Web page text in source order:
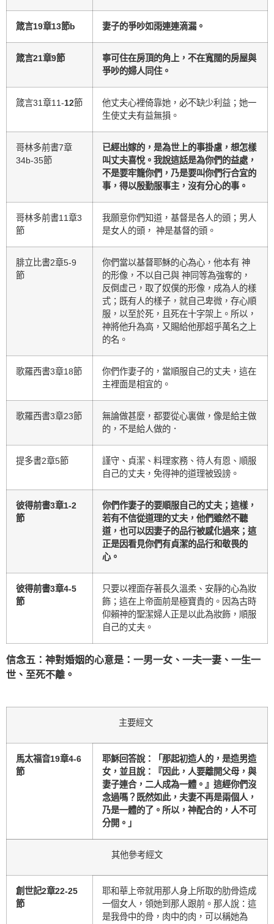
箴言19章13節b 妻子的爭吵如雨連連滴漏。
箴言21章9節
寧可住在房頂的角上，不在寬闊的房屋與
爭吵的婦人同住。
箴言31章11-12節
他丈夫心裡倚靠她，必不缺少利益；她一
生使丈夫有益無損。
哥林多前書7章
34b-35節
已經出嫁的，是為世上的事掛慮，想怎樣
叫丈夫喜悅。我說這話是為你們的益處，
不是要牢籠你們，乃是要叫你們行合宜的
事，得以殷勤服事主，沒有分心的事。
哥林多前書11章3
節
我願意你們知道，基督是各人的頭；男人
是女人的頭， 神是基督的頭。
腓立比書2章5-9
節
你們當以基督耶穌的心為心，他本有 神
的形像，不以自己與 神同等為強奪的，
反倒虛己，取了奴僕的形像，成為人的樣
式；既有人的樣子，就自己卑微，存心順
服，以至於死，且死在十字架上。所以，
神將他升為高，又賜給他那超乎萬名之上
的名。
歌羅西書3章18節
你們作妻子的，當順服自己的丈夫，這在
主裡面是相宜的。
歌羅西書3章23節
無論做甚麼，都要從心裏做，像是給主做
的，不是給人做的．
提多書2章5節
謹守、貞潔、料理家務、待人有恩、順服
自己的丈夫，免得神的道理被毀謗。
彼得前書3章1-2
節
你們作妻子的要順服自己的丈夫；這樣，
若有不信從道理的丈夫，他們雖然不聽
道，也可以因妻子的品行被感化過來；這
正是因看見你們有貞潔的品行和敬畏的
心。
彼得前書3章4-5
節
只要以裡面存著長久溫柔、安靜的心為妝
飾；這在上帝面前是極寶貴的。因為古時
仰賴神的聖潔婦人正是以此為妝飾，順服
自己的丈夫。
信念五：神對婚姻的心意是：一男一女、一夫一妻、一生一
世、至死不離。
主要經文
馬太福音19章4-6
節
耶穌回答說：「那起初造人的，是造男造
女，並且說：『因此，人要離開父母，與
妻子連合，二人成為一體。』這經你們沒
念過嗎？既然如此，夫妻不再是兩個人，
乃是一體的了。所以，神配合的，人不可
分開。」
其他參考經文
創世記2章22-25
節
耶和華上帝就用那人身上所取的肋骨造成
一個女人，領她到那人跟前。那人說：這
是我骨中的骨，肉中的肉，可以稱她為